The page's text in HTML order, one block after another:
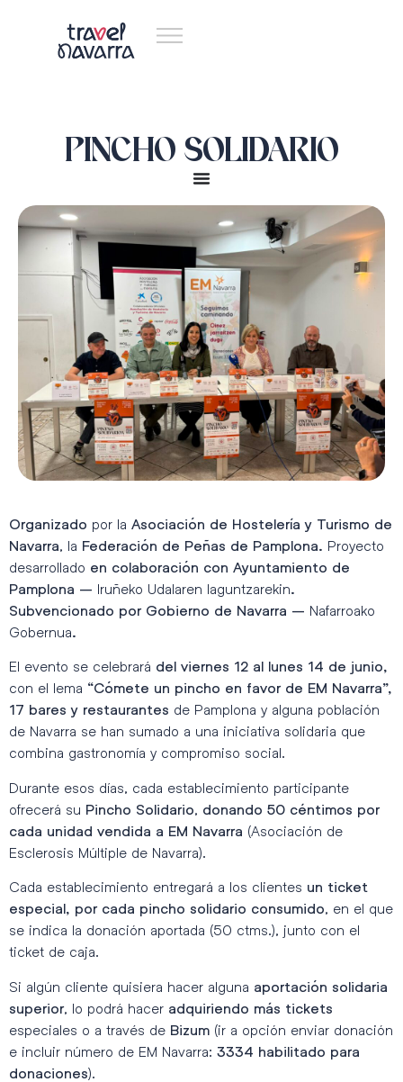
PINCHO SOLIDARIO
Organizado por la Asociación de Hostelería y Turismo de
Navarra, la Federación de Peñas de Pamplona. Proyecto
desarrollado en colaboración con Ayuntamiento de
Pamplona – Iruñeko Udalaren laguntzarekin.
Subvencionado por Gobierno de Navarra – Nafarroako
Gobernua.
El evento se celebrará del viernes 12 al lunes 14 de junio,
con el lema “Cómete un pincho en favor de EM Navarra”,
17 bares y restaurantes de Pamplona y alguna población
de Navarra se han sumado a una iniciativa solidaria que
combina gastronomía y compromiso social.
Durante esos días, cada establecimiento participante
ofrecerá su Pincho Solidario
donando 50 céntimos por
cada unidad vendida a EM Navarra (Asociación de
Esclerosis Múltiple de Navarra).
Cada establecimiento entregará a los clientes un ticket
especial, por cada pincho solidario consumido, en el que
se indica la donación aportada (50 ctms.), junto con el
ticket de caja.
Si algún cliente quisiera hacer alguna aportación solidaria
superior, lo podrá hacer adquiriendo más tickets
especiales o a través de Bizum (ir a opción enviar donación
e incluir número de EM Navarra: 3334 habilitado para
donaciones).